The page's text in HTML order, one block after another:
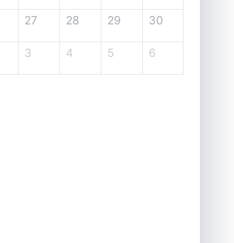
27 28 29 30
3 4 5 6